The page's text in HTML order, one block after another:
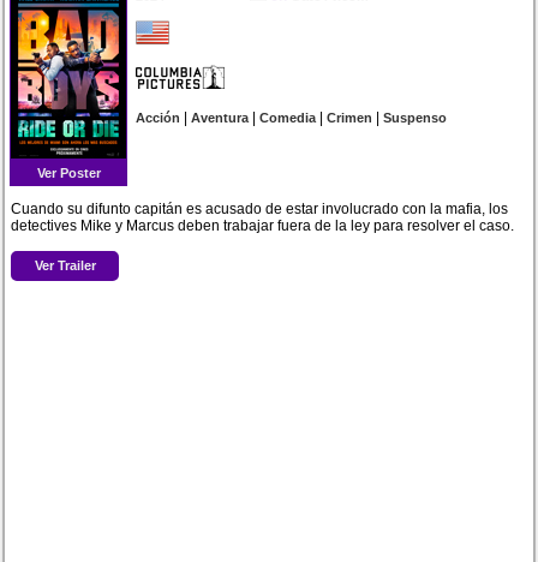
Ver Poster
Acción |Aventura|Comedia|Crimen |Suspenso
Cuando su difunto capitán es acusado de estar involucrado con la mafia, los
detectives Mike y Marcus deben trabajar fuera de la ley para resolver el caso.
Ver Trailer